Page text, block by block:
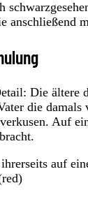
anschließend
Die ältere
die
Auf
auf